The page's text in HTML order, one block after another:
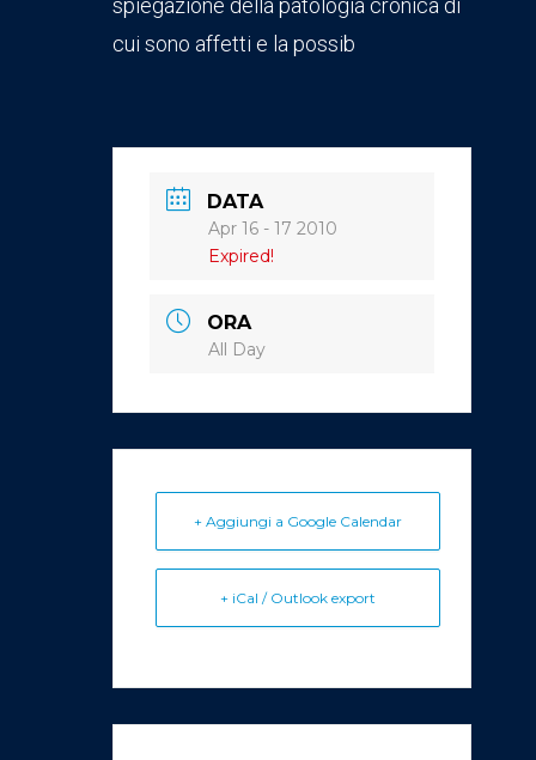
spiegazione della patologia cronica di
cui sono affetti e la possib
DATA
Apr 16 - 17 2010
Expired!
ORA
All Day
+ Aggiungi a Google Calendar
+ iCal / Outlook export